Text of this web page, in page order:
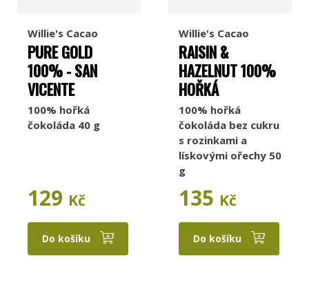
Willie's Cacao
PURE GOLD
100% - SAN
VICENTE
100% hořká
čokoláda 40 g
129 Kč
Do košíku
Willie's Cacao
RAISIN &
HAZELNUT 100%
HOŘKÁ
100% hořká
čokoláda bez cukru
s rozinkami a
lískovými ořechy 50
g
135 Kč
Do košíku